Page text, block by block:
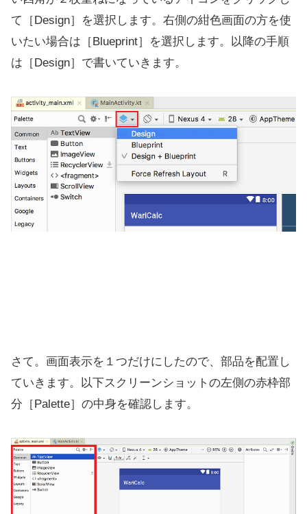
て［Design］を選択します。右側の紺色画面の方を使
いたい場合は［Blueprint］を選択します。以降の手順
は［Design］で書いていきます。
さて。画面表示を１つだけにしたので、部品を配置し
ていきます。以下スクリーンショットの左側の赤枠部
分［Palette］の中身を確認します。